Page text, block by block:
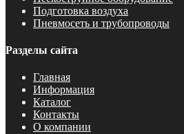
Подготовка воздуха
Пневмосеть и трубопроводы
Разделы сайта
Главная
Информация
Каталог
Контакты
О компании